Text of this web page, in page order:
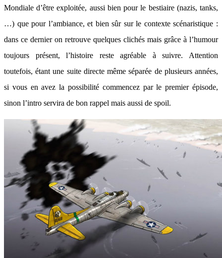
Mondiale d’être exploitée, aussi bien pour le bestiaire (nazis, tanks,
…) que pour l’ambiance, et bien sûr sur le contexte scénaristique :
dans ce dernier on retrouve quelques clichés mais grâce à l’humour
toujours présent, l’histoire reste agréable à suivre. Attention
toutefois, étant une suite directe même séparée de plusieurs années,
si vous en avez la possibilité commencez par le premier épisode,
sinon l’intro servira de bon rappel mais aussi de spoil.